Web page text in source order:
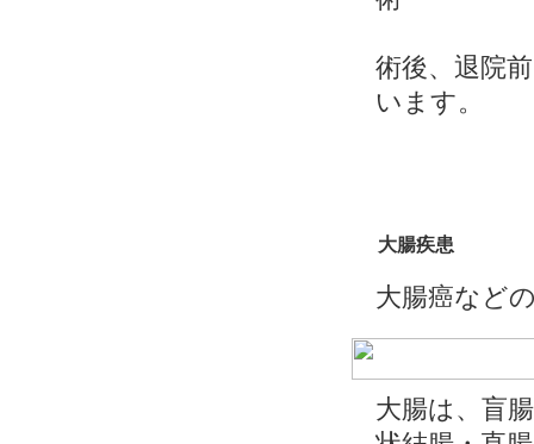
術後、退院
います。
大腸疾患
大腸癌など
大腸は、盲